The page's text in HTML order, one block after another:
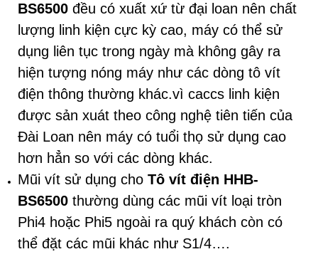
BS6500 đều có xuất xứ từ đại loan nên chất
lượng linh kiện cực kỳ cao, máy có thể sử
dụng liên tục trong ngày mà không gây ra
hiện tượng nóng máy như các dòng tô vít
điện thông thường khác.vì caccs linh kiện
được sản xuát theo công nghệ tiên tiến của
Đài Loan nên máy có tuổi thọ sử dụng cao
hơn hẳn so với các dòng khác.
Mũi vít sử dụng cho Tô vít điện HHB-
BS6500 thường dùng các mũi vít loại tròn
Phi4 hoặc Phi5 ngoài ra quý khách còn có
thể đặt các mũi khác như S1/4….